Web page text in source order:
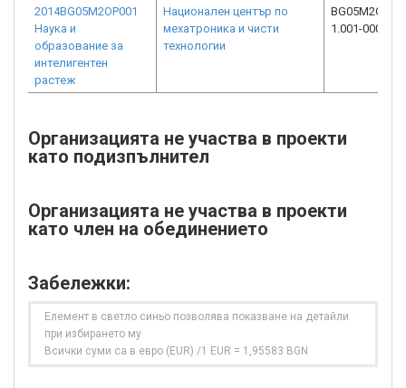
2014BG05M2OP001
Наука и
образование за
интелигентен
растеж
Национален център по
мехатроника и чисти
технологии
1.001-0008-
Организацията не участва в проекти
като подизпълнител
Организацията не участва в проекти
като член на обединението
Забележки:
Елемент в светло синьо позволява показване на детайли
при избирането му
Всички суми са в евро (EUR) /1 EUR = 1,95583 BGN